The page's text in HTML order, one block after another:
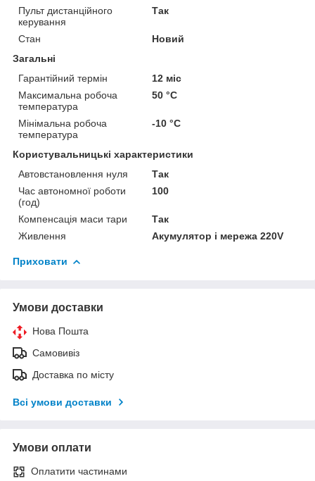
Пульт дистанційного
керування
Так
Стан
Новий
Загальні
Гарантійний термін
12 міс
Максимальна робоча
температура
50 °С
Мінімальна робоча
температура
-10 °С
Користувальницькі характеристики
Автовстановлення нуля
Так
Час автономної роботи
(год)
100
Компенсація маси тари
Так
Живлення
Акумулятор і мережа 220V
Приховати
Умови доставки
Нова Пошта
Самовивіз
Доставка по місту
Всі умови доставки
Умови оплати
Оплатити частинами